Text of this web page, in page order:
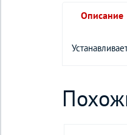
Описание